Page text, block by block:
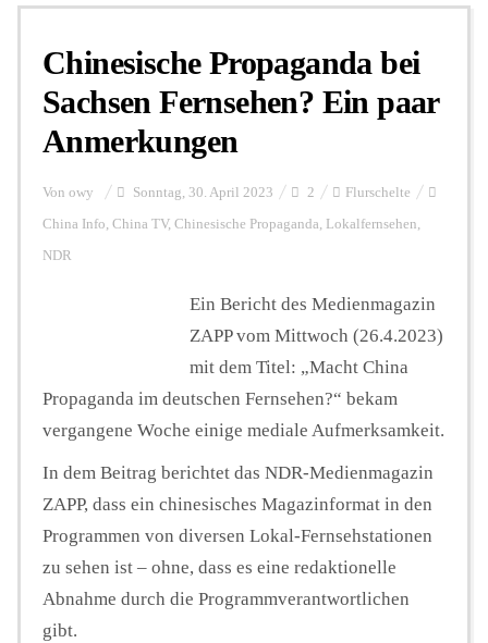
Personalien
Hintergrund
FUNKTURM-Beiträge
Podcast
Seminare
Unterstützen
Chinesische Propaganda bei
Sachsen Fernsehen? Ein paar
Anmerkungen
Von owy Sonntag, 30. April 2023 2 Flurschelte
China Info, China TV, Chinesische Propaganda, Lokalfernsehen,
NDR
Ein Bericht des Medienmagazin
ZAPP vom Mittwoch (26.4.2023)
mit dem Titel: „Macht China
Propaganda im deutschen Fernsehen?“ bekam
vergangene Woche einige mediale Aufmerksamkeit.
In dem Beitrag berichtet das NDR-Medienmagazin
ZAPP, dass ein chinesisches Magazinformat in den
Programmen von diversen Lokal-Fernsehstationen
zu sehen ist – ohne, dass es eine redaktionelle
Abnahme durch die Programmverantwortlichen
gibt.